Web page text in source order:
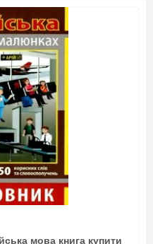
розмовник в малюнках китайська мова книга купити